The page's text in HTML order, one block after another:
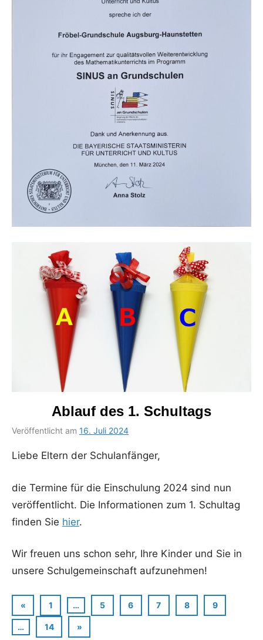
Ablauf des 1. Schultags
Veröffentlicht am 16. Juli 2024
Schumacher
Liebe Eltern der Schulanfänger,
die Termine für die Einschulung 2024 sind nun
veröffentlicht. Die Informationen zum 1. Schultag
finden Sie hier.
Wir freuen uns schon sehr, Ihre Kinder und Sie in
unsere Schulgemeinschaft aufzunehmen!
Seitennummerierung
der
«Vorherige
Beiträge
1 … 5 6 7 8 9
… 14
Nächste
»